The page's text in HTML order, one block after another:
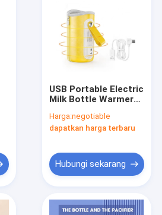
USB Portable Electric
Milk Bottle Warmer
Thermostat Sleeve
Cover Untuk
bepergian
Harga:negotiable
dapatkan harga terbaru
Hubungi sekarang